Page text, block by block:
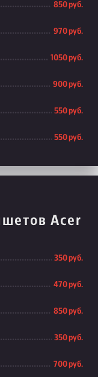
850 руб.
970 руб.
1050 руб.
900 руб.
550 руб.
550 руб.
Acer
350 руб.
470 руб.
850 руб.
350 руб.
700 руб.